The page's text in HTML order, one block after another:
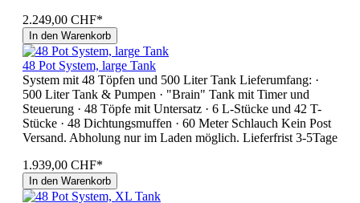
2.249,00 CHF*
In den Warenkorb
48 Pot System, large Tank
System mit 48 Töpfen und 500 Liter Tank Lieferumfang: ·
500 Liter Tank & Pumpen · "Brain" Tank mit Timer und
Steuerung · 48 Töpfe mit Untersatz · 6 L-Stücke und 42 T-
Stücke · 48 Dichtungsmuffen · 60 Meter Schlauch Kein Post
Versand. Abholung nur im Laden möglich. Lieferfrist 3-5Tage
1.939,00 CHF*
In den Warenkorb